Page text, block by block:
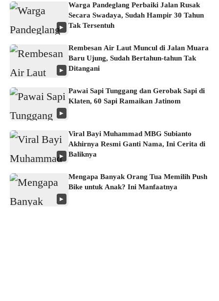
▶
Warga Pandeglang Perbaiki Jalan Rusak
Secara Swadaya, Sudah Hampir 30 Tahun
Tak Tersentuh
▶
Rembesan Air Laut Muncul di Jalan Muara
Baru Ujung, Sudah Bertahun-tahun Tak
Ditangani
▶
Pawai Sapi Tunggang dan Gerobak Sapi di
Klaten, 60 Sapi Ramaikan Jatinom
▶
Viral Bayi Muhammad MBG Subianto
Akhirnya Resmi Ganti Nama, Ini Cerita di
Baliknya
▶
Mengapa Banyak Orang Tua Memilih Push
Bike untuk Anak? Ini Manfaatnya